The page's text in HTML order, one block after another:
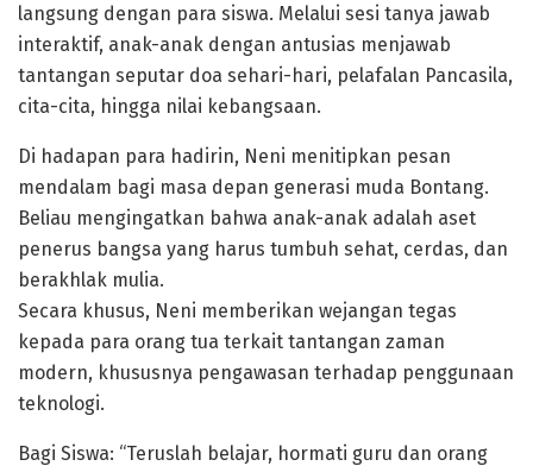
langsung dengan para siswa. Melalui sesi tanya jawab
interaktif, anak-anak dengan antusias menjawab
tantangan seputar doa sehari-hari, pelafalan Pancasila,
cita-cita, hingga nilai kebangsaan.
Di hadapan para hadirin, Neni menitipkan pesan
mendalam bagi masa depan generasi muda Bontang.
Beliau mengingatkan bahwa anak-anak adalah aset
penerus bangsa yang harus tumbuh sehat, cerdas, dan
berakhlak mulia.
Secara khusus, Neni memberikan wejangan tegas
kepada para orang tua terkait tantangan zaman
modern, khususnya pengawasan terhadap penggunaan
teknologi.
Bagi Siswa: “Teruslah belajar, hormati guru dan orang